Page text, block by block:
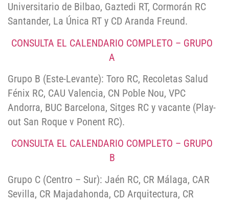
Universitario de Bilbao, Gaztedi RT, Cormorán RC
Santander, La Única RT y CD Aranda Freund.
CONSULTA EL CALENDARIO COMPLETO – GRUPO
A
Grupo B (Este-Levante): Toro RC, Recoletas Salud
Fénix RC, CAU Valencia, CN Poble Nou, VPC
Andorra, BUC Barcelona, Sitges RC y vacante (Play-
out San Roque v Ponent RC).
CONSULTA EL CALENDARIO COMPLETO – GRUPO
B
Grupo C (Centro – Sur): Jaén RC, CR Málaga, CAR
Sevilla, CR Majadahonda, CD Arquitectura, CR